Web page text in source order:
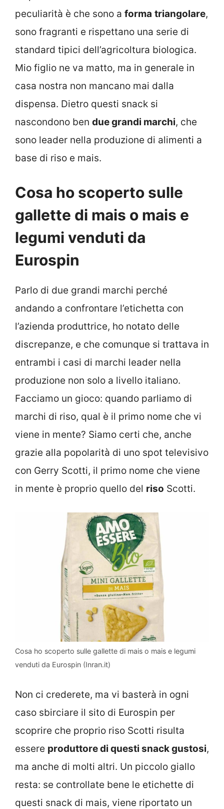
peculiarità è che sono a forma triangolare,
sono fragranti e rispettano una serie di
standard tipici dell’agricoltura biologica.
Mio figlio ne va matto, ma in generale in
casa nostra non mancano mai dalla
dispensa. Dietro questi snack si
nascondono ben due grandi marchi, che
sono leader nella produzione di alimenti a
base di riso e mais.
Cosa ho scoperto sulle
gallette di mais o mais e
legumi venduti da
Eurospin
Parlo di due grandi marchi perché
andando a confrontare l’etichetta con
l’azienda produttrice, ho notato delle
discrepanze, e che comunque si trattava in
entrambi i casi di marchi leader nella
produzione non solo a livello italiano.
Facciamo un gioco: quando parliamo di
marchi di riso, qual è il primo nome che vi
viene in mente? Siamo certi che, anche
grazie alla popolarità di uno spot televisivo
con Gerry Scotti, il primo nome che viene
in mente è proprio quello del riso Scotti.
Cosa ho scoperto sulle gallette di mais o mais e legumi
venduti da Eurospin (Inran.it)
Non ci crederete, ma vi basterà in ogni
caso sbirciare il sito di Eurospin per
scoprire che proprio riso Scotti risulta
essere produttore di questi snack gustosi,
ma anche di molti altri. Un piccolo giallo
resta: se controllate bene le etichette di
questi snack di mais, viene riportato un